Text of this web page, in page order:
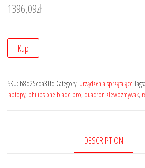
1396,09zł
Kup
SKU: b8d25cda31fd Category: Urządzenia sprzątające Tags:
laptopy, philips one blade pro, quadron zlewozmywak,
DESCRIPTION